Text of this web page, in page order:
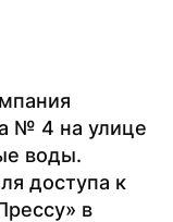
№ 4 на улице
воды.
доступа к
в